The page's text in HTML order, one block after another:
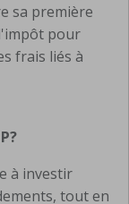
sa première
pour
frais liés à
à investir
tout en